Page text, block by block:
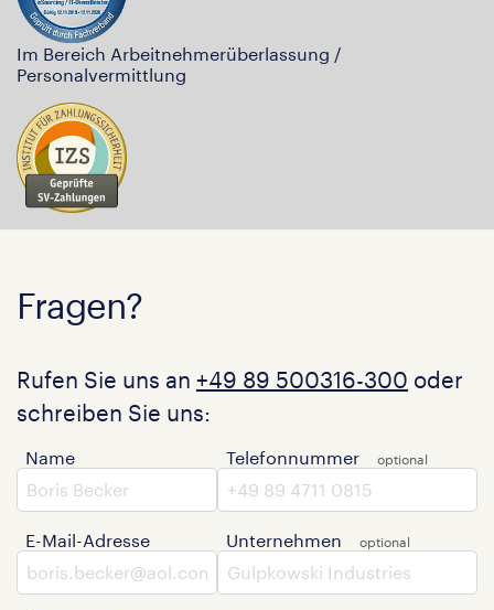
Im Bereich Arbeitnehmerüberlassung /
Personalvermittlung
Fragen?
Rufen Sie uns an +49 89 500316-300 oder
schreiben Sie uns:
Name
E-Mail-Adresse
Telefonnummer
Unternehmen